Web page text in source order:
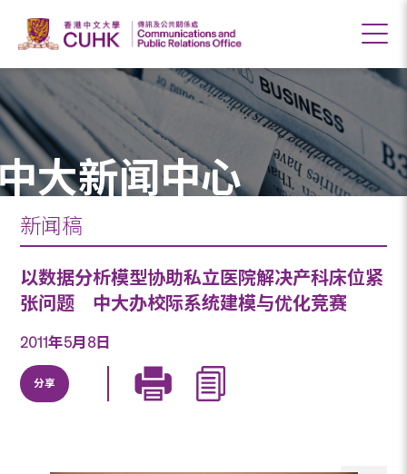
大新闻中心
新闻稿
以数据分析模型协助私立医院解决产科床位紧
张问题 中大办校际系统建模与优化竞赛
2011年5月8日
分享